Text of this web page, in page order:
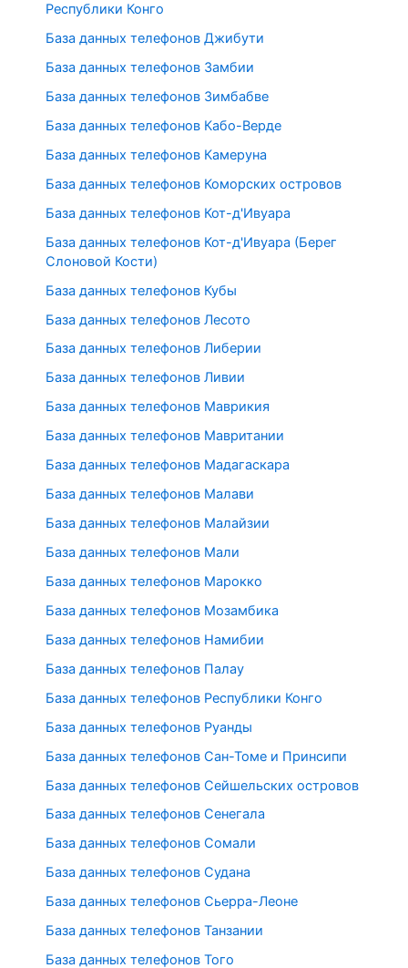
Республики Конго
База данных телефонов Джибути
База данных телефонов Замбии
База данных телефонов Зимбабве
База данных телефонов Кабо-Верде
База данных телефонов Камеруна
База данных телефонов Коморских островов
База данных телефонов Кот-д'Ивуара
База данных телефонов Кот-д'Ивуара (Берег
Слоновой Кости)
База данных телефонов Кубы
База данных телефонов Лесото
База данных телефонов Либерии
База данных телефонов Ливии
База данных телефонов Маврикия
База данных телефонов Мавритании
База данных телефонов Мадагаскара
База данных телефонов Малави
База данных телефонов Малайзии
База данных телефонов Мали
База данных телефонов Марокко
База данных телефонов Мозамбика
База данных телефонов Намибии
База данных телефонов Палау
База данных телефонов Республики Конго
База данных телефонов Руанды
База данных телефонов Сан-Томе и Принсипи
База данных телефонов Сейшельских островов
База данных телефонов Сенегала
База данных телефонов Сомали
База данных телефонов Судана
База данных телефонов Сьерра-Леоне
База данных телефонов Танзании
База данных телефонов Того